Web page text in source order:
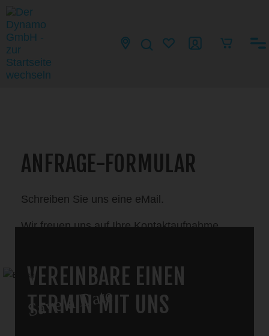
ANFRAGE-FORMULAR
Schreiben Sie uns eine eMail.
Wir freuen uns auf Ihre Kontaktaufnahme.
Save a Date
VEREINBARE EINEN
TERMIN MIT UNS